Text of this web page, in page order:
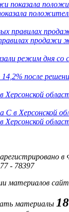
продажи
режим дня со
после
Херсонской
Херсонской
- 78397
материалов
материалы